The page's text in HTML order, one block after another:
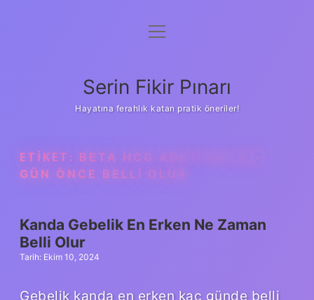
Gizlilik Politikası
Yasal Uyarı
menüyü
Serin Fikir Pınarı
Hayatına ferahlık katan pratik öneriler!
ETIKET: BETA HCG ADETTEN KAÇ
GÜN ÖNCE BELLI OLUR
Kanda Gebelik En Erken Ne Zaman
Belli Olur
Tarih: Ekim 10, 2024
Gebelik kanda en erken kaç günde belli